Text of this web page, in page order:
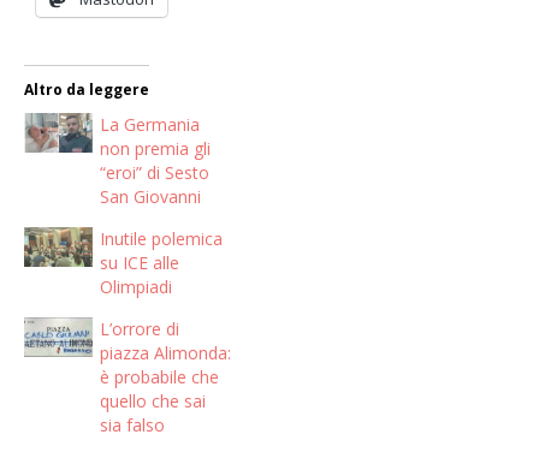
Altro da leggere
La Germania
non premia gli
“eroi” di Sesto
San Giovanni
Inutile polemica
su ICE alle
Olimpiadi
L’orrore di
piazza Alimonda:
è probabile che
quello che sai
sia falso